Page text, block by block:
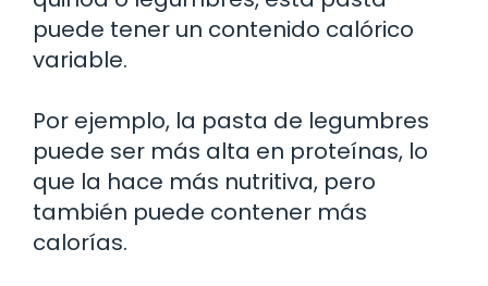
puede tener un contenido calórico
variable.
Por ejemplo, la pasta de legumbres
puede ser más alta en proteínas, lo
que la hace más nutritiva, pero
también puede contener más
calorías.